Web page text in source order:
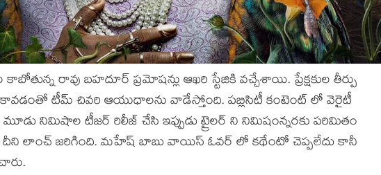
రావు బహదూర్ ప్రమోషన్లు ఆఖరి స్టేజికి వచ్చేశాయి. ప్రేక్షకుల తీర్పు
టీమ్ చివరి ఆయుధాలను వాడేస్తోంది. పబ్లిసిటీ కంటెంట్ లో వెరైటీ
మూడు నిమిషాల టీజర్ రిలీజ్ చేసి ఇప్పుడు ట్రైలర్ ని నిమిషంన్నరకు పరిమితం
లాంచ్ జరిగింది. మహేష్ బాబు వాయిస్ ఓవర్ లో కథేంటో చెప్పలేదు కానీ